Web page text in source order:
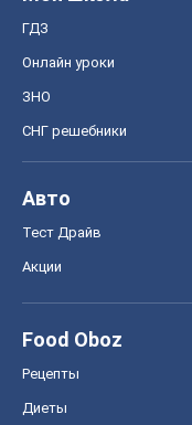
ГДЗ
Онлайн уроки
ЗНО
СНГ решебники
Авто
Тест Драйв
Акции
Food Oboz
Рецепты
Диеты